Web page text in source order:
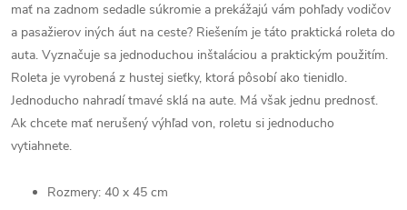
mať na zadnom sedadle súkromie a prekážajú vám pohľady vodičov
a pasažierov iných áut na ceste? Riešením je táto praktická roleta do
auta. Vyznačuje sa jednoduchou inštaláciou a praktickým použitím.
Roleta je vyrobená z hustej sieťky, ktorá pôsobí ako tienidlo.
Jednoducho nahradí tmavé sklá na aute. Má však jednu prednosť.
Ak chcete mať nerušený výhľad von, roletu si jednoducho
vytiahnete.
Rozmery: 40 x 45 cm